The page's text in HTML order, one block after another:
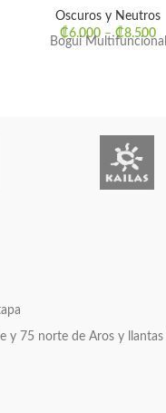
Oscuros y Neutros
₡6.000 –₡8.500
Bogui Multifuncional
y 75 norte de Aros y